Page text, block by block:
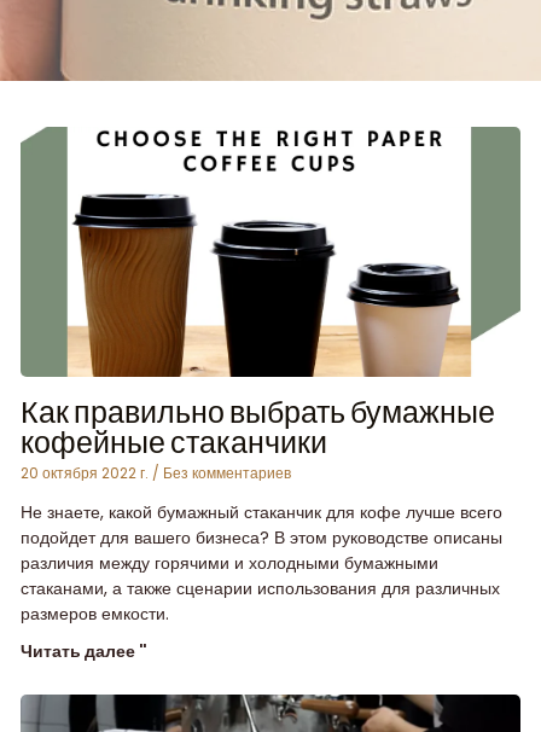
Как правильно выбрать бумажные
кофейные стаканчики
20 октября 2022 г. Без комментариев
Не знаете, какой бумажный стаканчик для кофе лучше всего
подойдет для вашего бизнеса? В этом руководстве описаны
различия между горячими и холодными бумажными
стаканами, а также сценарии использования для различных
размеров емкости.
Читать далее "